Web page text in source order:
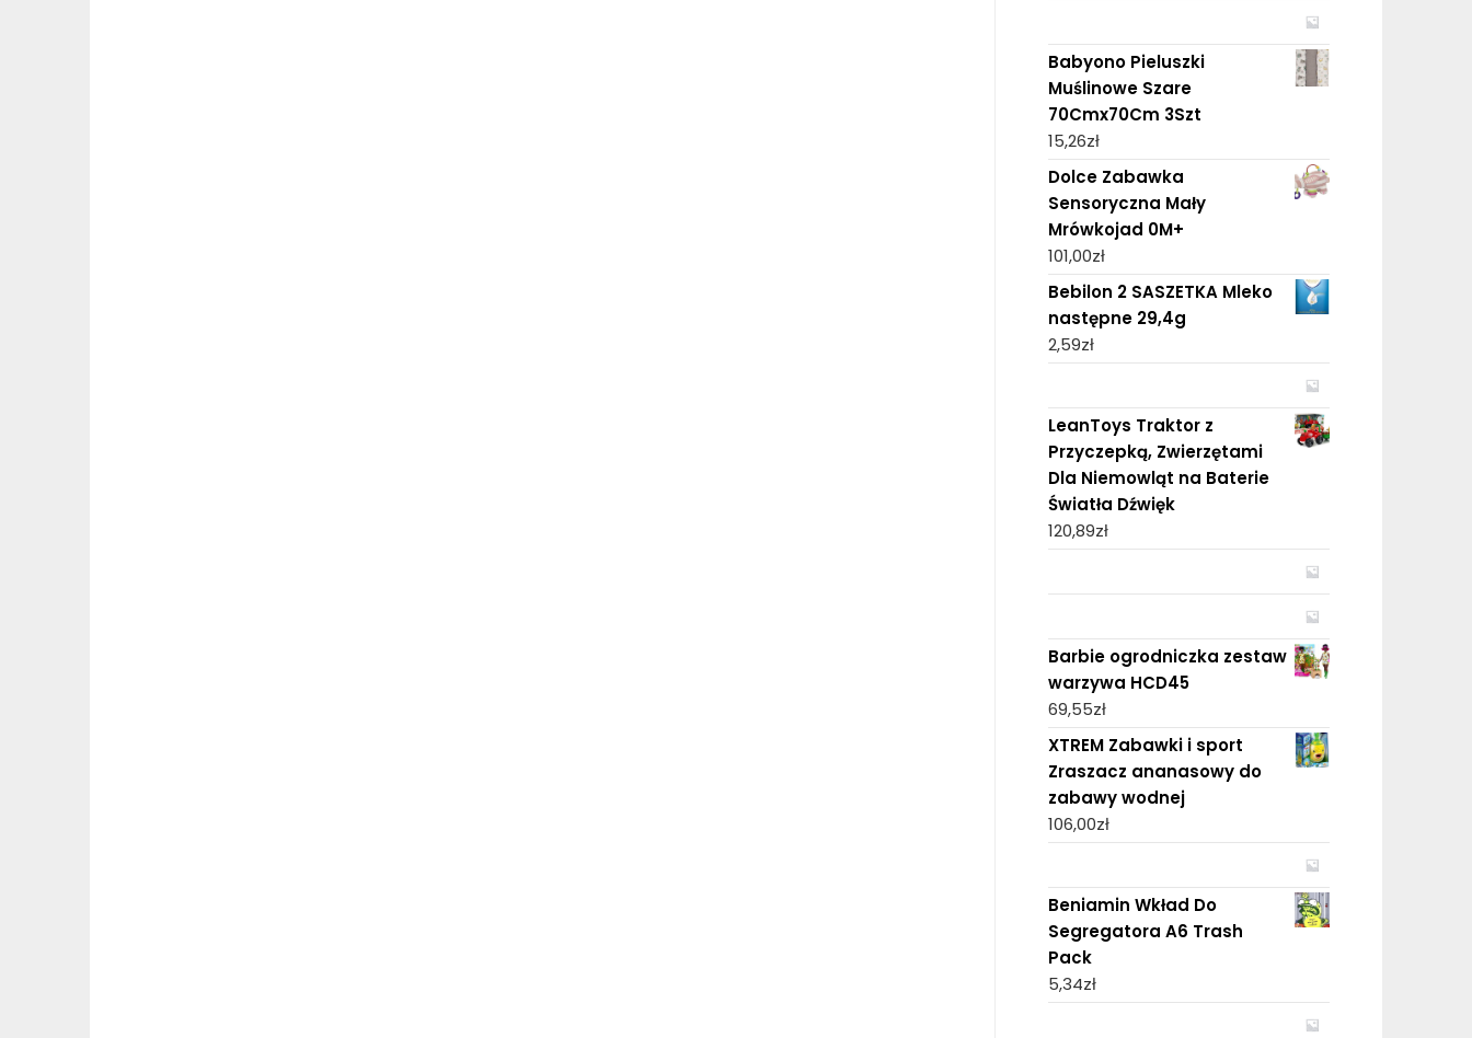
Babyono Pieluszki
Muślinowe Szare
70Cmx70Cm 3Szt
15,26zł
Dolce Zabawka
Sensoryczna Mały
Mrówkojad 0M+
101,00zł
Bebilon 2 SASZETKA Mleko
następne 29,4g
2,59zł
LeanToys Traktor z
Przyczepką, Zwierzętami
Dla Niemowląt na Baterie
Światła Dźwięk
120,89zł
Barbie ogrodniczka zestaw
warzywa HCD45
69,55zł
XTREM Zabawki i sport
Zraszacz ananasowy do
zabawy wodnej
106,00zł
Beniamin Wkład Do
Segregatora A6 Trash
Pack
5,34zł